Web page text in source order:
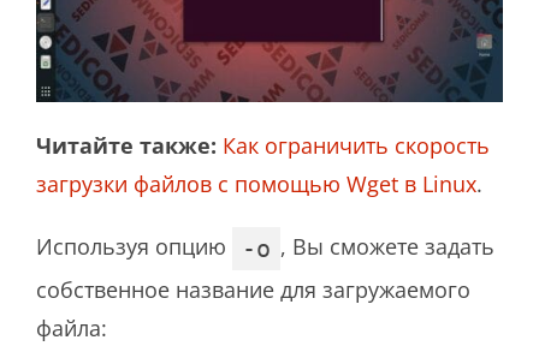
Читайте также: Как ограничить скорость
загрузки файлов с помощью Wget в Linux.
Используя опцию -o , Вы сможете задать
собственное название для загружаемого
файла: